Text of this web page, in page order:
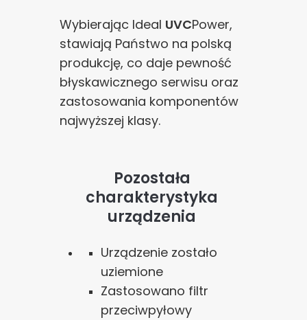
Wybierając Ideal UVCPower,
stawiają Państwo na polską
produkcję, co daje pewność
błyskawicznego serwisu oraz
zastosowania komponentów
najwyższej klasy.
Pozostała
charakterystyka
urządzenia
Urządzenie zostało
uziemione
Zastosowano filtr
przeciwpyłowy